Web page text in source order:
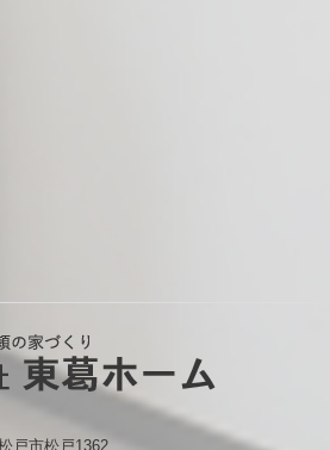
戸市松戸1362